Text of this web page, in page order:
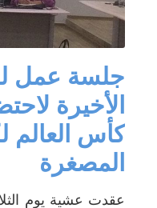
جلسة عمل
الأخيرة
كأس العالم
المصغرة‎